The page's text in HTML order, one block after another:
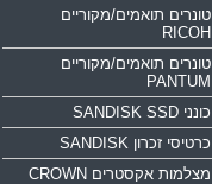
טונרים תואמים/מקוריים
RICOH
טונרים תואמים/מקוריים
PANTUM
כונני SANDISK SSD
כרטיסי זכרון SANDISK
מצלמות אקסטרים CROWN